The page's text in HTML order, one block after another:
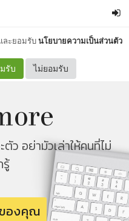
ละยอมรับนโยบายความเป็นส่วนตัว
รับ ไม่ยอมรับ
ตัว อย่ามัวเล่าให้คนที่ไม่
ของคุณ